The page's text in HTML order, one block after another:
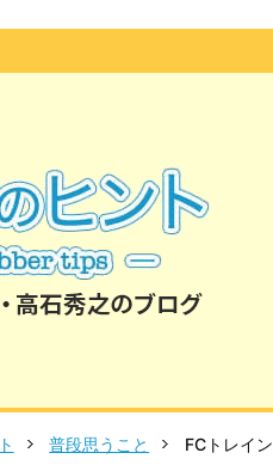
普段思うこと FCトレイン